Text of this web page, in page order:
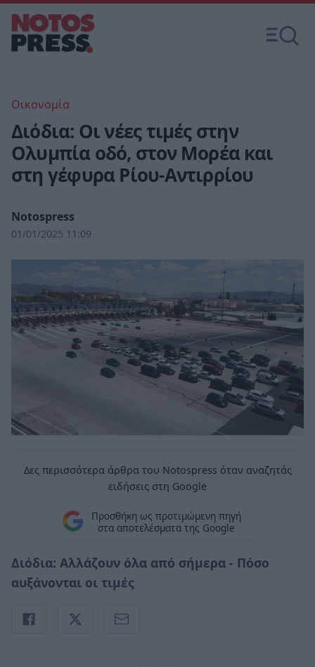
Οικονομία
Διόδια: Οι νέες τιμές στην
Ολυμπία οδό, στον Μορέα και
στη γέφυρα Ρίου-Αντιρρίου
Notospress
01/01/2025 11:09
Δες περισσότερα άρθρα του Notospress όταν αναζητάς
ειδήσεις στη Google
Προσθήκη ως προτιμώμενη πηγή
στα αποτελέσματα της Google
Διόδια: Αλλάζουν όλα από σήμερα - Πόσο
αυξάνονται οι τιμές